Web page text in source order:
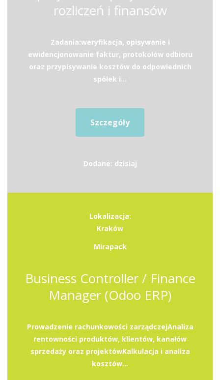
rozliczeń i finansów
Zadania:weryfikacja, opisywanie i
ewidencjonowanie faktur, protokołów odbioru
oraz przypisywanie kosztów do odpowiednich
spółek i...
Szczegóły
Dodane: dzisiaj
Lokalizacja:
Kraków
Mirapack
Business Controller / Finance
Manager (Odoo ERP)
Prowadzenie rachunkowości zarządczejAnaliza
rentowności produktów, klientów, kanałów
sprzedaży oraz projektówKalkulacja i analiza
kosztów...